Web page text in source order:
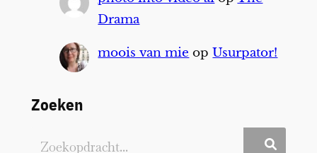
Drama
moois van mie opUsurpator!
Zoeken